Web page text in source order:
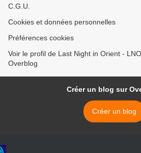
C.G.U.
Cookies et données personnelles
Préférences cookies
Voir le profil de Last Night in Orient -
Overblog
Créer un blog sur
Créer un blog